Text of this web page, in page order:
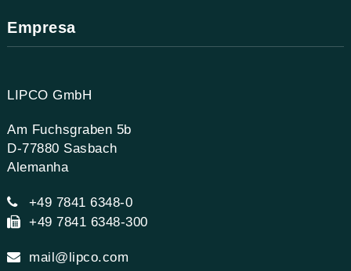
Empresa
LIPCO GmbH
Am Fuchsgraben 5b
D-77880 Sasbach
Alemanha
+49 7841 6348-0
+49 7841 6348-300
mail@lipco.com